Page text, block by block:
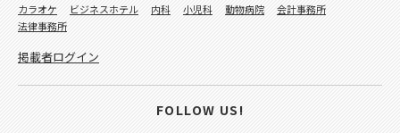
カラオケ
ビジネスホテル 内科 小児科 動物病院
会計事務所
法律事務所
掲載者ログイン
FOLLOW US!